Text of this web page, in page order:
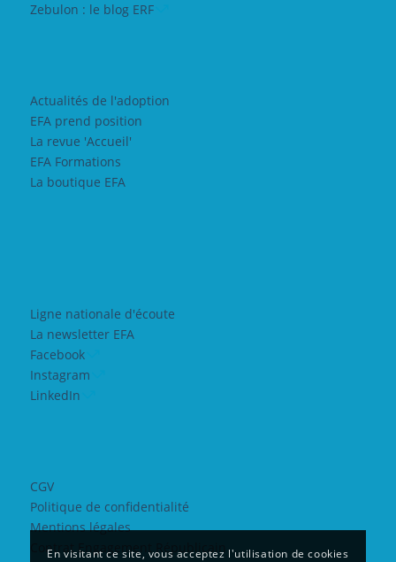
Zebulon : le blog ERF
Actualités de l'adoption
EFA prend position
La revue 'Accueil'
EFA Formations
La boutique EFA
Ligne nationale d'écoute
La newsletter EFA
Facebook
Instagram
LinkedIn
CGV
Politique de confidentialité
Mentions légales
Contrat Engagement Républicain
En visitant ce site, vous acceptez l'utilisation de cookies